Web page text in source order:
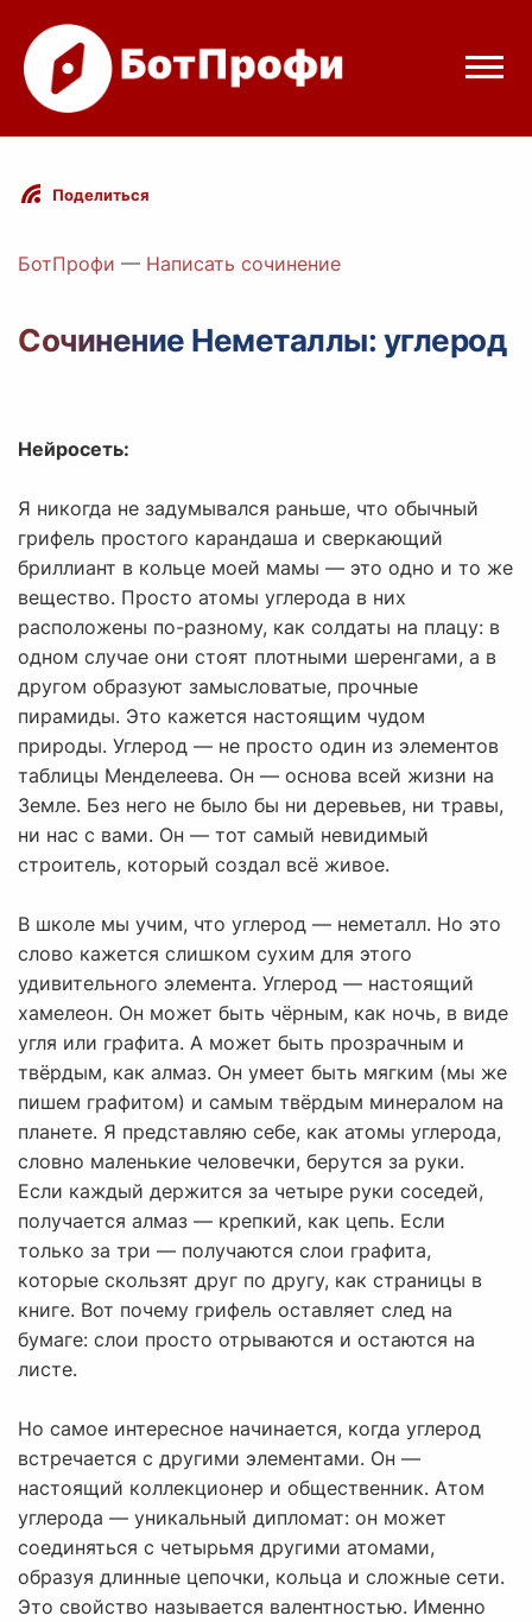
Режимы бота
Цены
Поделиться
БотПрофи — Написать сочинение
Сочинение Неметаллы: углерод
Нейросеть:
Я никогда не задумывался раньше, что обычный
грифель простого карандаша и сверкающий
бриллиант в кольце моей мамы — это одно и то же
вещество. Просто атомы углерода в них
расположены по-разному, как солдаты на плацу: в
одном случае они стоят плотными шеренгами, а в
другом образуют замысловатые, прочные
пирамиды. Это кажется настоящим чудом
природы. Углерод — не просто один из элементов
таблицы Менделеева. Он — основа всей жизни на
Земле. Без него не было бы ни деревьев, ни травы,
ни нас с вами. Он — тот самый невидимый
строитель, который создал всё живое.
В школе мы учим, что углерод — неметалл. Но это
слово кажется слишком сухим для этого
удивительного элемента. Углерод — настоящий
хамелеон. Он может быть чёрным, как ночь, в виде
угля или графита. А может быть прозрачным и
твёрдым, как алмаз. Он умеет быть мягким (мы же
пишем графитом) и самым твёрдым минералом на
планете. Я представляю себе, как атомы углерода,
словно маленькие человечки, берутся за руки.
Если каждый держится за четыре руки соседей,
получается алмаз — крепкий, как цепь. Если
только за три — получаются слои графита,
которые скользят друг по другу, как страницы в
книге. Вот почему грифель оставляет след на
бумаге: слои просто отрываются и остаются на
листе.
Но самое интересное начинается, когда углерод
встречается с другими элементами. Он —
настоящий коллекционер и общественник. Атом
углерода — уникальный дипломат: он может
соединяться с четырьмя другими атомами,
образуя длинные цепочки, кольца и сложные сети.
Это свойство называется валентностью. Именно